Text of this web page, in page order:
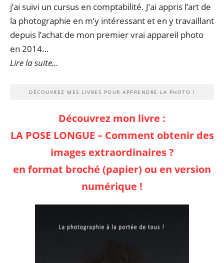
j’ai suivi un cursus en comptabilité. J’ai appris l’art de
la photographie en m’y intéressant et en y travaillant
depuis l’achat de mon premier vrai appareil photo
en 2014…
Lire la suite…
DÉCOUVREZ MES LIVRES POUR APPRENDRE LA PHOTO !
Découvrez mon livre :
LA POSE LONGUE – Comment obtenir des
images extraordinaires ?
en format broché (papier) ou en version
numérique !